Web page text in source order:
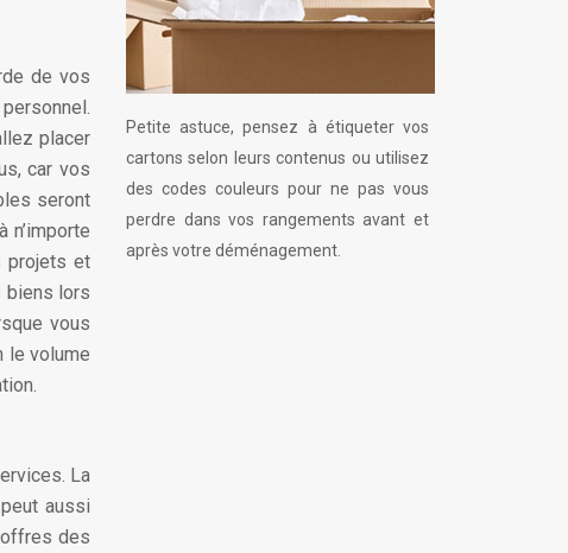
de vos
placer
car vos
seront
projets et
biens lors
vous
le volume
La
aussi
des
Petite astuce, pensez à étiqueter vos
cartons selon leurs contenus ou utilisez
des codes couleurs pour ne pas vous
perdre dans vos rangements avant et
après votre déménagement.